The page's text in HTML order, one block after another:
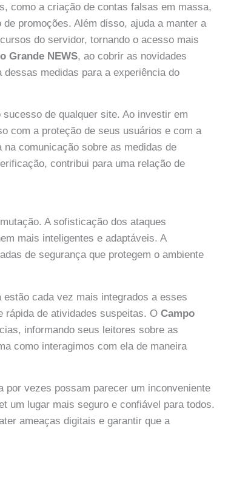
como a criação de contas falsas em massa,
promoções. Além disso, ajuda a manter a
do servidor, tornando o acesso mais
Grande NEWS, ao cobrir as novidades
medidas para a experiência do
de qualquer site. Ao investir em
com a proteção de seus usuários e com a
comunicação sobre as medidas de
contribui para uma relação de
A sofisticação dos ataques
mais inteligentes e adaptáveis. A
de segurança que protegem o ambiente
cada vez mais integrados a esses
rápida de atividades suspeitas. OCampo
informando seus leitores sobre as
como interagimos com ela de maneira
vezes possam parecer um inconveniente
um lugar mais seguro e confiável para todos.
ameaças digitais e garantir que a